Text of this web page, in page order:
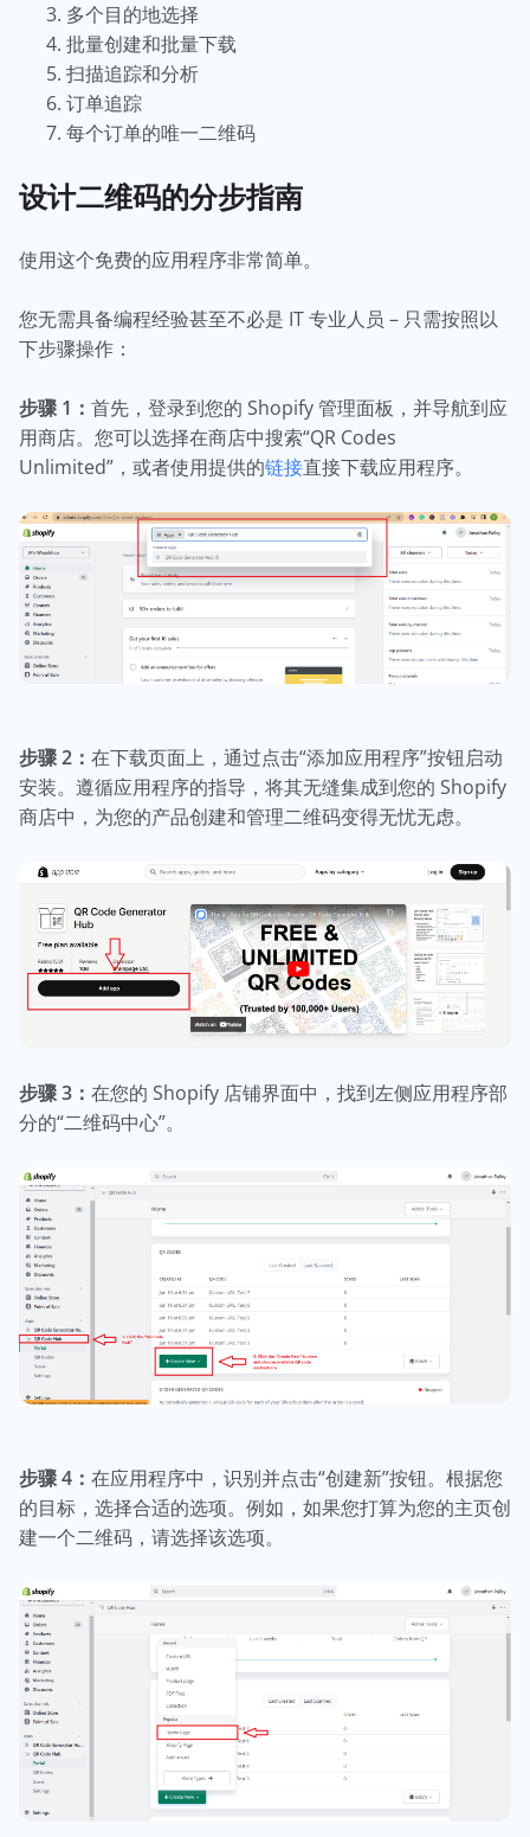
多个目的地选择
批量创建和批量下载
扫描追踪和分析
订单追踪
每个订单的唯一二维码
设计二维码的分步指南
使用这个免费的应用程序非常简单。
您无需具备编程经验甚至不必是 IT 专业人员 – 只需按照以
下步骤操作：
步骤 1： 首先，登录到您的 Shopify 管理面板，并导航到应
用商店。您可以选择在商店中搜索“QR Codes
Unlimited”，或者使用提供的链接直接下载应用程序。
步骤 2： 在下载页面上，通过点击“添加应用程序”按钮启动
安装。遵循应用程序的指导，将其无缝集成到您的 Shopify
商店中，为您的产品创建和管理二维码变得无忧无虑。
步骤 3： 在您的 Shopify 店铺界面中，找到左侧应用程序部
分的“二维码中心”。
步骤 4： 在应用程序中，识别并点击“创建新”按钮。根据您
的目标，选择合适的选项。例如，如果您打算为您的主页创
建一个二维码，请选择该选项。